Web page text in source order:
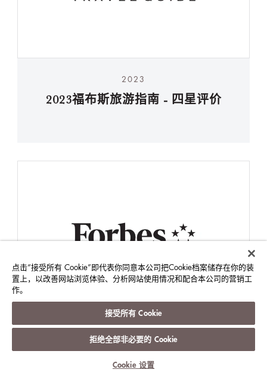
2023
2023福布斯旅游指南 - 四星评价
2023
2023福布斯旅游指南 - 推荐餐厅 -
点击“接受所有 Cookie”即代表你同意本公司把Cookie档案储存在你的装
置上，以改善网站浏览体验、分析网站使用情况和配合本公司的营销工
作。
接受所有 Cookie
拒绝全部非必要的 Cookie
Cookie 设置